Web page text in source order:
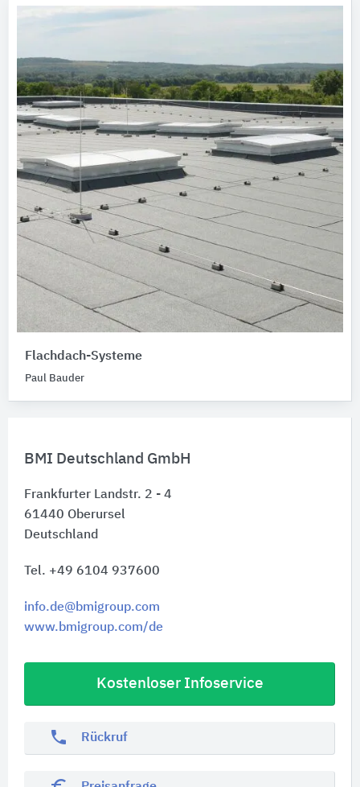
BMI Deutschland GmbH
Frankfurter Landstr. 2 - 4
61440 Oberursel
Deutschland
Tel. +49 6104 937600
info.de@bmigroup.com
www.bmigroup.com/de
Kostenloser Infoservice
phone Rückruf
Flachdach-Systeme
Paul Bauder